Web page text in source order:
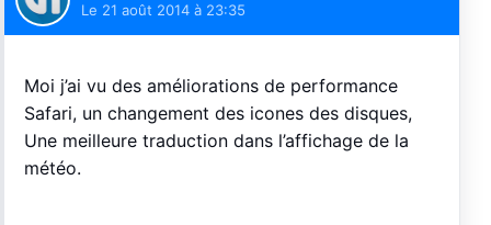
Le 21 août 2014 à 23:35
Moi j’ai vu des améliorations de performance
Safari, un changement des icones des disques,
Une meilleure traduction dans l’affichage de la
météo.